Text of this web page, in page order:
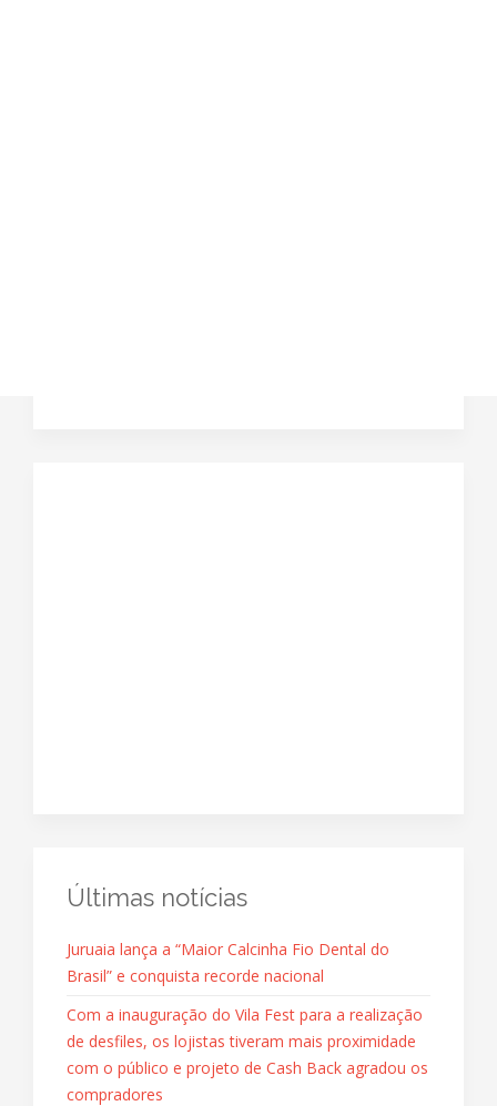
Últimas notícias
Juruaia lança a “Maior Calcinha Fio Dental do
Brasil” e conquista recorde nacional
Com a inauguração do Vila Fest para a realização
de desfiles, os lojistas tiveram mais proximidade
com o público e projeto de Cash Back agradou os
compradores